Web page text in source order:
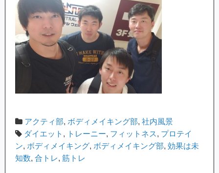
アクティ部, ボディメイキング部, 社内風景
ダイエット , トレーニー, フィットネス, プロテイ
ン, ボディメイキング, ボディメイキング部, 効果は未
知数, 合トレ, 筋トレ